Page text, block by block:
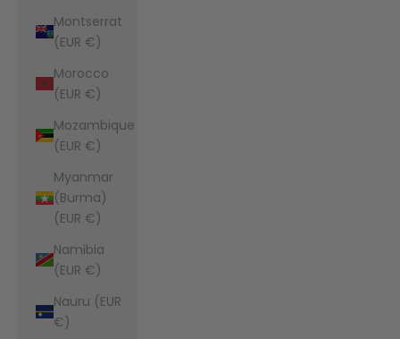
Montserrat
(EUR €)
Morocco
(EUR €)
Mozambique
(EUR €)
Myanmar
(Burma)
(EUR €)
Namibia
(EUR €)
Nauru (EUR
€)